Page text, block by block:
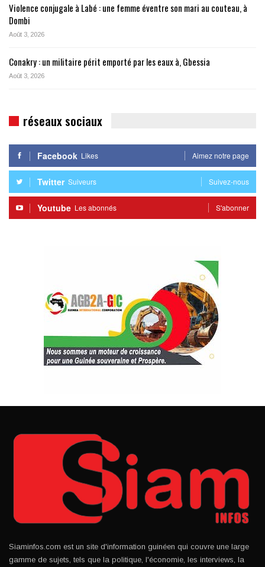
Violence conjugale à Labé : une femme éventre son mari au couteau, à
Dombi
Août 3, 2026
Conakry : un militaire périt emporté par les eaux à, Gbessia
Août 3, 2026
réseaux sociaux
Facebook Likes Aimez notre page
Twitter Suiveurs Suivez-nous
Youtube Les abonnés S'abonner
Siaminfos.com est un site d'information guinéen qui couvre une large
gamme de sujets, tels que la politique, l'économie, les interviews, la